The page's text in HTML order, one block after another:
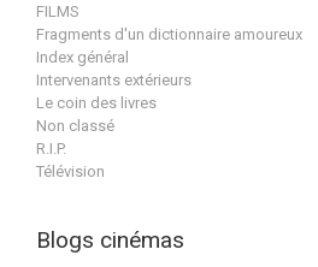
FILMS
Fragments d'un dictionnaire amoureux
Index général
Intervenants extérieurs
Le coin des livres
Non classé
R.I.P.
Télévision
Blogs cinémas